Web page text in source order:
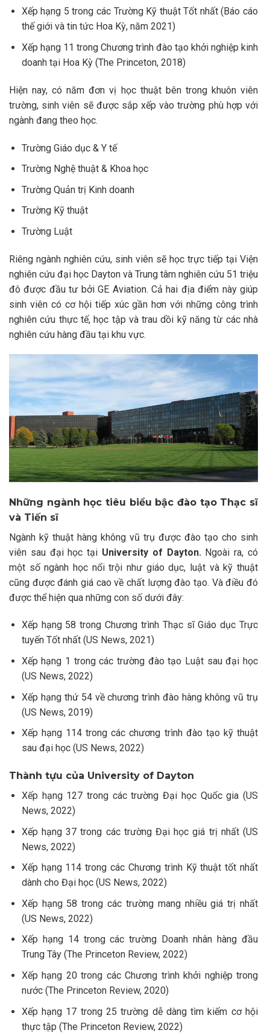
Xếp hạng 5 trong các Trường Kỹ thuật Tốt nhất (Báo cáo
thế giới và tin tức Hoa Kỳ, năm 2021)
Xếp hạng 11 trong Chương trình đào tạo khởi nghiệp kinh
doanh tại Hoa Kỳ (The Princeton, 2018)
Hiện nay, có năm đơn vị học thuật bên trong khuôn viên
trường, sinh viên sẽ được sắp xếp vào trường phù hợp với
ngành đang theo học.
Trường Giáo dục & Y tế
Trường Nghệ thuật & Khoa học
Trường Quản trị Kinh doanh
Trường Kỹ thuật
Trường Luật
Riêng ngành nghiên cứu, sinh viên sẽ học trực tiếp tại Viện
nghiên cứu đại học Dayton và Trung tâm nghiên cứu 51 triệu
đô được đầu tư bởi GE Aviation. Cả hai địa điểm này giúp
sinh viên có cơ hội tiếp xúc gần hơn với những công trình
nghiên cứu thực tế, học tập và trau dồi kỹ năng từ các nhà
nghiên cứu hàng đầu tại khu vực.
Những ngành học tiêu biểu bậc đào tạo Thạc sĩ
và Tiến sĩ
Ngành kỹ thuật hàng không vũ trụ được đào tạo cho sinh
viên sau đại học tại University of Dayton. Ngoài ra, có
một số ngành học nổi trội như giáo dục, luật và kỹ thuật
cũng được đánh giá cao về chất lượng đào tạo. Và điều đó
được thể hiện qua những con số dưới đây:
Xếp hạng 58 trongChương trình Thạc sĩ Giáo dục Trực
tuyến Tốt nhất (US News, 2021)
Xếp hạng 1 trong các trường đào tạo Luật sau đại học
(US News, 2022)
Xếp hạng thứ 54 về chương trình đào hàng không vũ trụ
(US News, 2019)
Xếp hạng 114 trong các chương trình đào tạo kỹ thuật
sau đại học (US News, 2022)
Thành tựu của University of Dayton
Xếp hạng 127 trong các trường Đại học Quốc gia (US
News, 2022)
Xếp hạng 37 trong các trường Đại học giá trị nhất (US
News, 2022)
Xếp hạng 114 trong các Chương trình Kỹ thuật tốt nhất
dành cho Đại học (US News, 2022)
Xếp hạng 58 trong các trường mang nhiều giá trị nhất
(US News, 2022)
Xếp hạng 14 trong các trường Doanh nhân hàng đầu
Trung Tây (The Princeton Review, 2022)
Xếp hạng 20 trong các Chương trình khởi nghiệp trong
nước (The Princeton Review, 2020)
Xếp hạng 17 trong 25 trường dễ dàng tìm kiếm cơ hội
thực tập (The Princeton Review, 2022)